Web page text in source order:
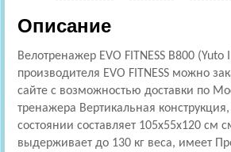
Описание
Велотренажер EVO FITNESS B800
производителя EVO FITNESS можно
сайте с возможностью доставки по
тренажера Вертикальная
состоянии составляет 105х55х120 см
выдерживает до 130 кг веса, имеет